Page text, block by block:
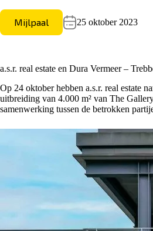
Mijlpaal 25 oktober 2023
a.s.r. real estate en Dura Vermeer –
Op 24 oktober hebben a.s.r. real estate
uitbreiding van 4.000 m² van The
samenwerking tussen de betrokken